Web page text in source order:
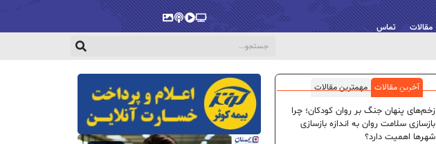
مقالات تماس
پخش‌زندهویدیو
پادکستگالری
آخرین مقالات مهمترین مقالات
زخم‌های پنهان جنگ بر روان کودکان؛ چرا
بازسازی سلامت روان به اندازه بازسازی
شهرها اهمیت دارد؟